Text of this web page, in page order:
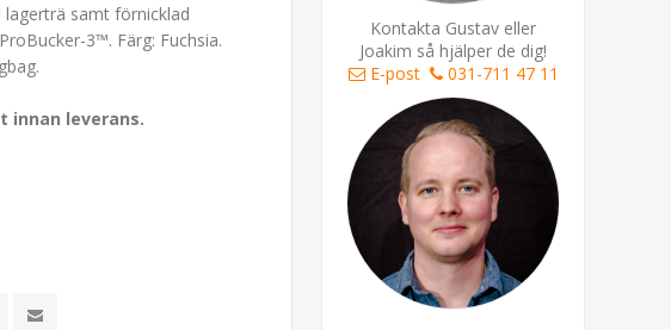
Kontakta Gustav eller
Joakim så hjälper de dig!
E-post
031-711 47 11
samt förnicklad
3™. Färg: Fuchsia.
leverans.